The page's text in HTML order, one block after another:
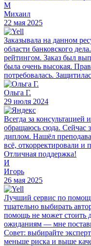
М
Михаил
22 мая 2025
Заказывала на данном
области банковского
рейтингом. Заказ был
была очень высокая.
потребовалась.
Ольга Г.
29 июля 2024
Всегда за
обращаюсь сюда. Сейчас
диплом. Нашёл
всё, откорректировали и
Отличная поддержка!
И
Игорь
26 мая 2025
Лучший сервис по
тщательно выбирать
помощь не может стоить
ожиданиям — мне
Совет: выбирайте
меньше риска и выше